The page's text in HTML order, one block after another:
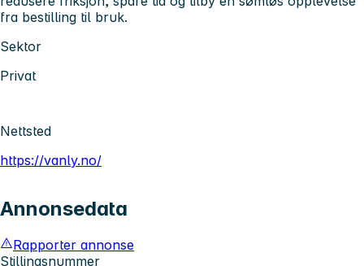
fra bestilling til bruk.
Sektor
Privat
Nettsted
https://vanly.no/
Annonsedata
Rapporter annonse
Stillingsnummer